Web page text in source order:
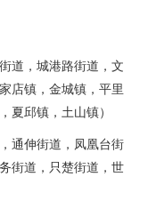
道，城港路街道，文
店镇，金城镇，平里
夏邱镇，土山镇）
通伸街道，凤凰台街
街道，只楚街道，世